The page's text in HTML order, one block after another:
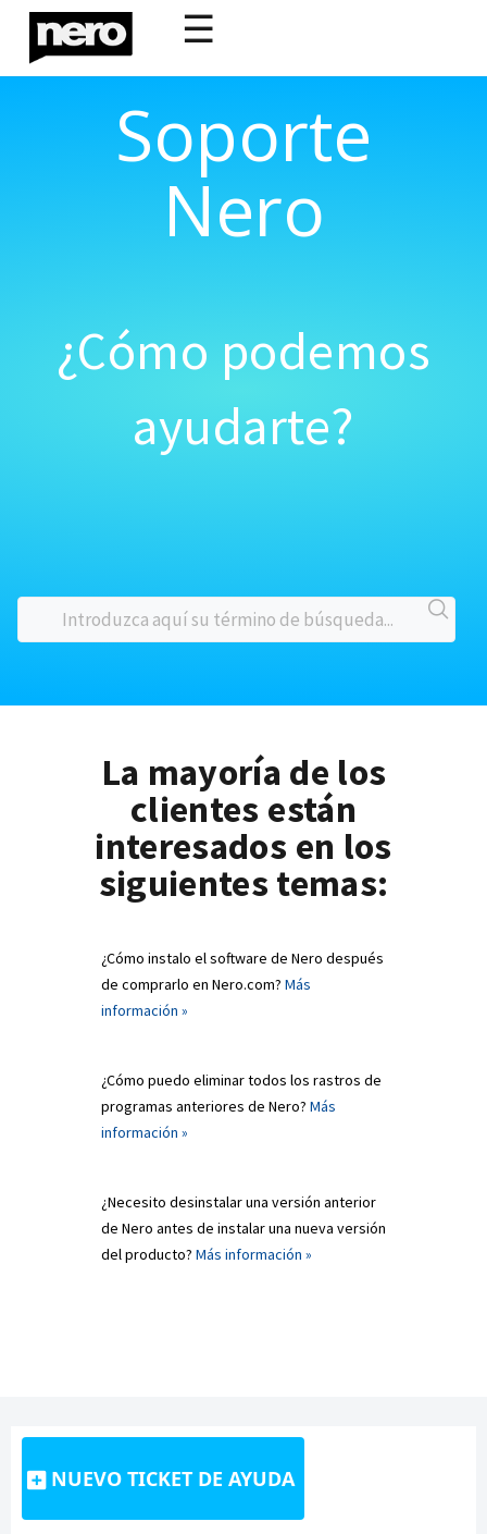
☰
Soporte
Nero
¿Cómo podemos
ayudarte?
La mayoría de los
clientes están
interesados en los
siguientes temas:
¿Cómo instalo el software de Nero después
de comprarlo en Nero.com? Más
información »
¿Cómo puedo eliminar todos los rastros de
programas anteriores de Nero? Más
información »
¿Necesito desinstalar una versión anterior
de Nero antes de instalar una nueva versión
del producto? Más información »
NUEVO TICKET DE AYUDA